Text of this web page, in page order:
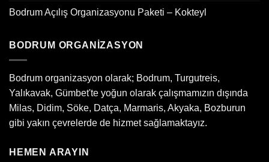
Bodrum Açılış Organizasyonu Paketi – Kokteyl
BODRUM ORGANIZASYON
Bodrum organizasyon olarak; Bodrum, Turgutreis,
Yalıkavak, Gümbet'te yoğun olarak çalışmamızın dışında
Milas, Didim, Söke, Datça, Marmaris, Akyaka, Bozburun
gibi yakın çevrelerde de hizmet sağlamaktayız.
HEMEN ARAYIN